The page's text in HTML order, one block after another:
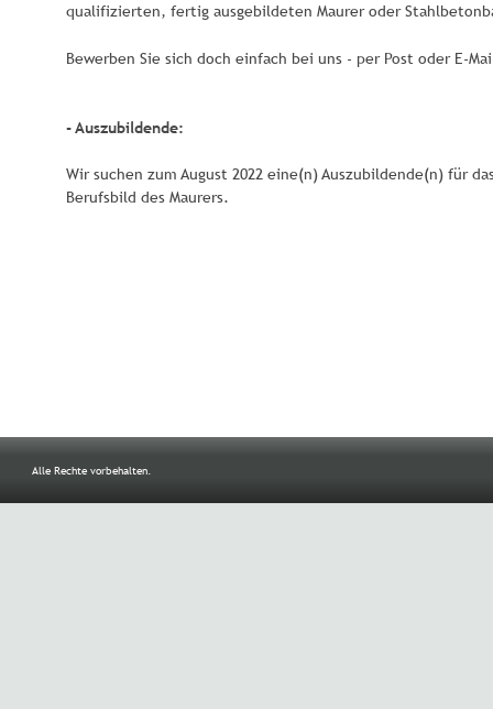
Alle Rechte vorbehalten.
qualifizierten, fertig ausgebildeten Maurer oder
Bewerben Sie sich doch einfach bei uns - per Post oder E-
- Auszubildende:
Wir suchen zum August 2022 eine(n) Auszubildende(n) für
Berufsbild des Maurers.